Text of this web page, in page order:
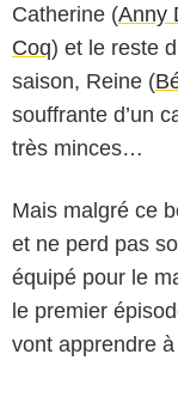
Catherine (Anny
Coq) et le reste
saison, Reine (
souffrante d’un
très minces…
Mais malgré ce
et ne perd pas
équipé pour le
le premier
vont apprendre